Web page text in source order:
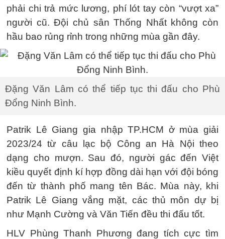
phải chi trả mức lương, phí lót tay còn “vượt xa”
người cũ. Đội chủ sân Thống Nhất không còn
hầu bao rủng rỉnh trong những mùa gần đây.
Đặng Văn Lâm có thể tiếp tục thi đấu cho Phù
Đổng Ninh Bình.
Patrik Lê Giang gia nhập TP.HCM ở mùa giải
2023/24 từ câu lạc bộ Công an Hà Nội theo
dạng cho mượn. Sau đó, người gác đến Việt
kiều quyết định kí hợp đồng dài hạn với đội bóng
đến từ thành phố mang tên Bác. Mùa này, khi
Patrik Lê Giang vắng mặt, các thủ môn dự bị
như Mạnh Cường và Văn Tiến đều thi đấu tốt.
HLV Phùng Thanh Phương đang tích cực tìm